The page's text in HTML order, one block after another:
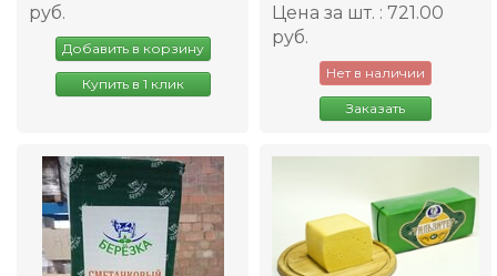
руб.
Добавить в корзину
Купить в 1 клик
Цена за шт. : 721.00
руб.
Нет в наличии
Заказать